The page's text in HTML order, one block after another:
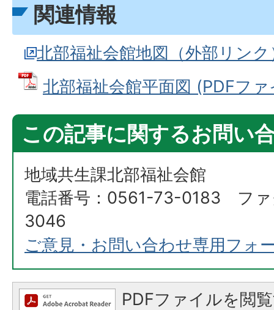
関連情報
北部福祉会館地図（外部リンク
北部福祉会館平面図 (PDFフ
この記事に関するお問い
地域共生課北部福祉会館
電話番号：0561-73-0183 フ
3046
ご意見・お問い合わせ専用フォ
PDFファイルを閲